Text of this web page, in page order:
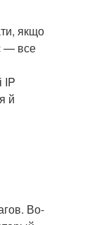
якщо
— все
IP
й
Во-